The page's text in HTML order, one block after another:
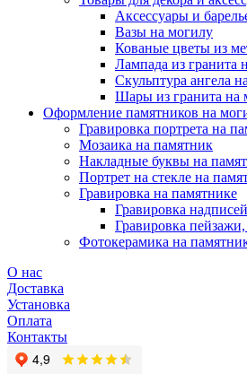
Аксессуары и
Вазы на могилу
Кованые цветы из
Лампада из гранита
Скульптура ангела
Шары из гранита на
Оформление памятников на
Гравировка портрета на
Мозаика на памятник
Накладные буквы на
Портрет на стекле на
Гравировка на памятнике
Гравировка
Гравировка
Фотокерамика на
О нас
Доставка
Установка
Оплата
Контакты